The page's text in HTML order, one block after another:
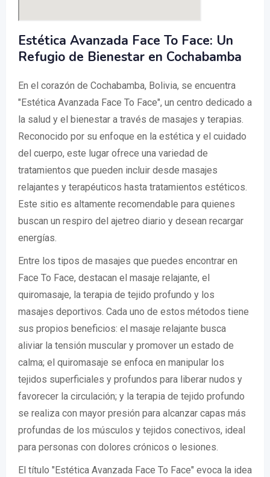
Estética Avanzada Face To Face: Un
Refugio de Bienestar en Cochabamba
En el corazón de Cochabamba, Bolivia, se encuentra
"Estética Avanzada Face To Face", un centro dedicado a
la salud y el bienestar a través de masajes y terapias.
Reconocido por su enfoque en la estética y el cuidado
del cuerpo, este lugar ofrece una variedad de
tratamientos que pueden incluir desde masajes
relajantes y terapéuticos hasta tratamientos estéticos.
Este sitio es altamente recomendable para quienes
buscan un respiro del ajetreo diario y desean recargar
energías.
Entre los tipos de masajes que puedes encontrar en
Face To Face, destacan el masaje relajante, el
quiromasaje, la terapia de tejido profundo y los
masajes deportivos. Cada uno de estos métodos tiene
sus propios beneficios: el masaje relajante busca
aliviar la tensión muscular y promover un estado de
calma; el quiromasaje se enfoca en manipular los
tejidos superficiales y profundos para liberar nudos y
favorecer la circulación; y la terapia de tejido profundo
se realiza con mayor presión para alcanzar capas más
profundas de los músculos y tejidos conectivos, ideal
para personas con dolores crónicos o lesiones.
El título "Estética Avanzada Face To Face" evoca la idea